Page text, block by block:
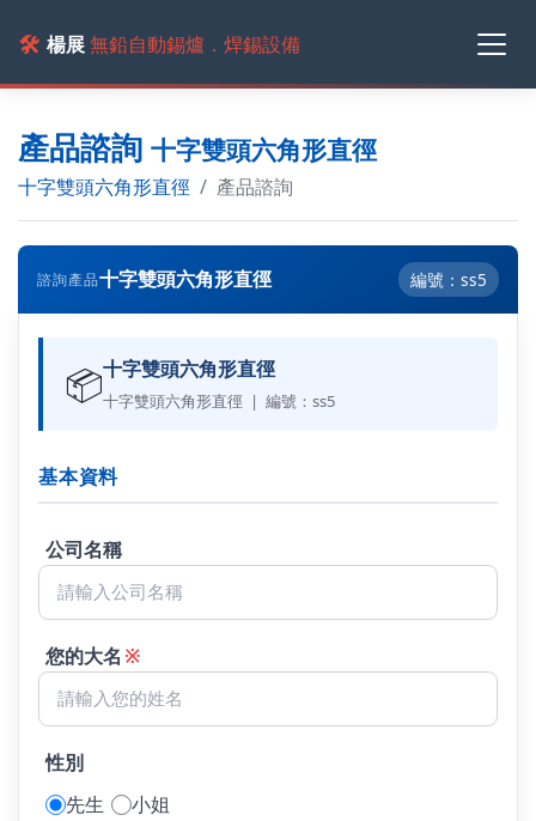
🛠️ 楊展無鉛自動錫爐．焊錫設備
產品諮詢 十字雙頭六角形直徑
十字雙頭六角形直徑 產品諮詢
諮詢產品十字雙頭六角形直徑 編號：ss5
📦十字雙頭六角形直徑
十字雙頭六角形直徑 | 編號：ss5
基本資料
公司名稱
您的大名 ※
性別
先生
小姐